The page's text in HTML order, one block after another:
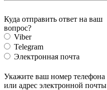
Куда отправить ответ на ваш
вопрос?
Viber
Telegram
Электронная почта
Укажите ваш номер телефона
или адрес электронной почты